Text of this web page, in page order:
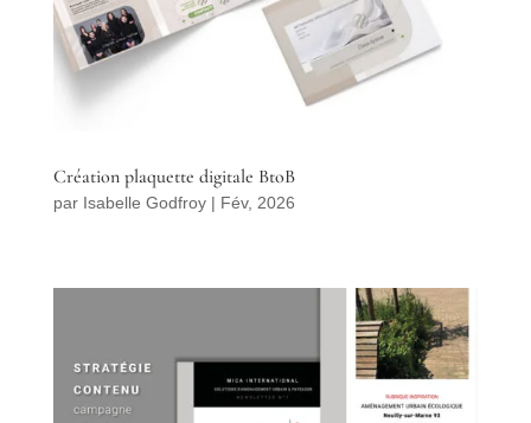
Création plaquette digitale BtoB
par Isabelle Godfroy| Fév, 2026